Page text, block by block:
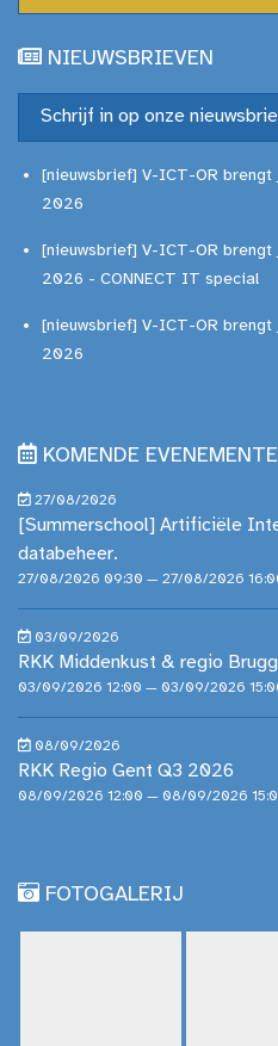
NIEUWSBRIEVEN
Schrijf in op onze
[nieuwsbrief] V-ICT-OR brengt
2026
[nieuwsbrief] V-ICT-OR
2026 - CONNECT IT special
[nieuwsbrief] V-ICT-OR
2026
KOMENDE
27/08/2026
[Summerschool] Artificiële
databeheer.
27/08/2026 09:30 — 27/08/2026
03/09/2026
RKK Middenkust & regio
03/09/2026 12:00 — 03/09/2026
08/09/2026
RKK Regio Gent Q3 2026
08/09/2026 12:00 — 08/09/2026
FOTOGALERIJ